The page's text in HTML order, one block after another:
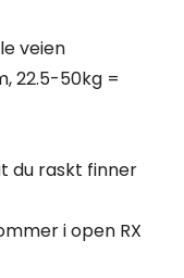
veien
22.5-50kg =
du raskt finner
i open RX